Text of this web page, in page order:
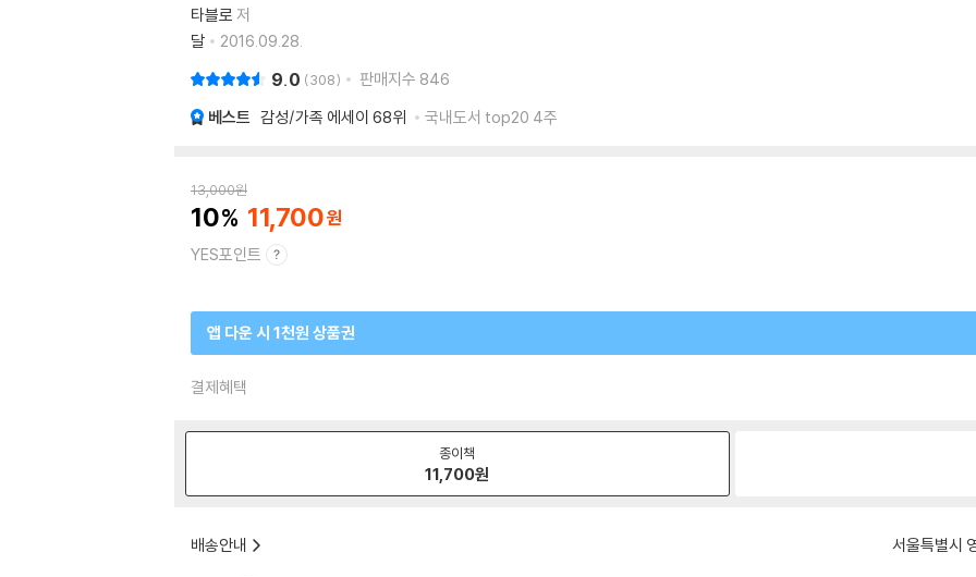
타블로 저
달
2016.09.28.
9.0 308 판매지수 846
베스트 감성/가족 에세이 68위 국내도서 top20 4주
13,000원
10 11,700
YES포인트
앱 다운 시 1천원 상품권
결제혜택
종이책
11,700원
배송안내 서울특별시